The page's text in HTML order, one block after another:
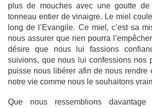
plus de mouches avec une goutte de
tonneau entier de vinaigre. Le miel
long de l’Evangile. Ce miel, c’est sa
nous assurer que rien pourra
désire que nous lui fassions
suivions, que nous lui confessions nos
puisse nous libérer afin de nous rendre
notre vie comme nous le souhaitons
Que nous ressemblions